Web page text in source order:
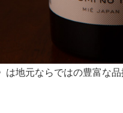
は地元ならではの豊富な